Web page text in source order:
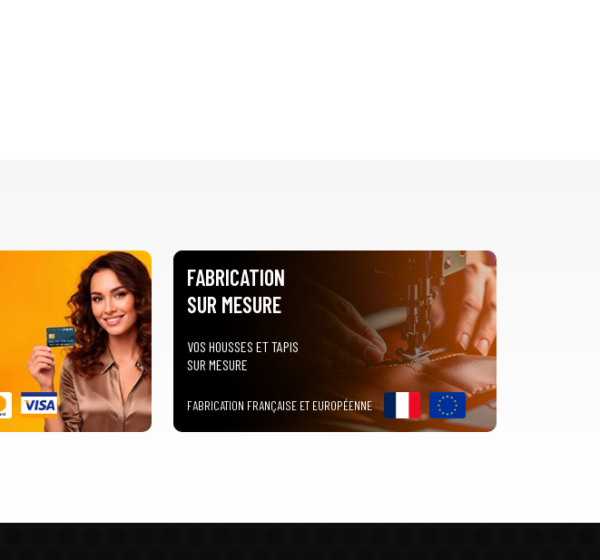
FABRICATION
SUR MESURE
VOS HOUSSES ET TAPIS
SUR MESURE
FABRICATION FRANÇAISE ET EUROPÉENNE